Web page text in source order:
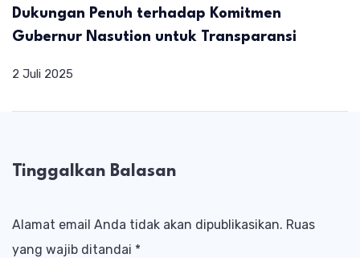
Dukungan Penuh terhadap Komitmen
Gubernur Nasution untuk Transparansi
2 Juli 2025
Tinggalkan Balasan
Alamat email Anda tidak akan dipublikasikan. Ruas
yang wajib ditandai *